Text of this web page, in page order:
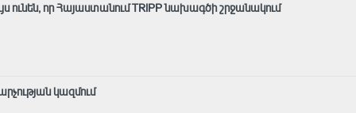
ունեն, որ Հայաստանում TRIPP նախագծի շրջանակում
կազմում